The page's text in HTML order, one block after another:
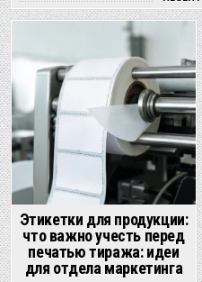
in
Этикетки для продукции:
что важно учесть перед
печатью тиража: идеи
для отдела маркетинга